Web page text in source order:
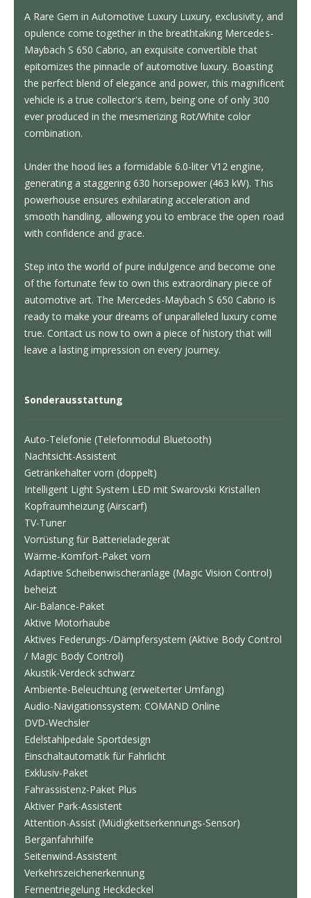
A Rare Gem in Automotive Luxury Luxury, exclusivity, and
opulence come together in the breathtaking Mercedes-
Maybach S 650 Cabrio, an exquisite convertible that
epitomizes the pinnacle of automotive luxury. Boasting
the perfect blend of elegance and power, this magnificent
vehicle is a true collector's item, being one of only 300
ever produced in the mesmerizing Rot/White color
combination.
Under the hood lies a formidable 6.0-liter V12 engine,
generating a staggering 630 horsepower (463 kW). This
powerhouse ensures exhilarating acceleration and
smooth handling, allowing you to embrace the open road
with confidence and grace.
Step into the world of pure indulgence and become one
of the fortunate few to own this extraordinary piece of
automotive art. The Mercedes-Maybach S 650 Cabrio is
ready to make your dreams of unparalleled luxury come
true. Contact us now to own a piece of history that will
leave a lasting impression on every journey.
Sonderausstattung
Auto-Telefonie (Telefonmodul Bluetooth)
Nachtsicht-Assistent
Getränkehalter vorn (doppelt)
Intelligent Light System LED mit Swarovski Kristallen
Kopfraumheizung (Airscarf)
TV-Tuner
Vorrüstung für Batterieladegerät
Wärme-Komfort-Paket vorn
Adaptive Scheibenwischeranlage (Magic Vision Control)
beheizt
Air-Balance-Paket
Aktive Motorhaube
Aktives Federungs-/Dämpfersystem (Aktive Body Control
/ Magic Body Control)
Akustik-Verdeck schwarz
Ambiente-Beleuchtung (erweiterter Umfang)
Audio-Navigationssystem: COMAND Online
DVD-Wechsler
Edelstahlpedale Sportdesign
Einschaltautomatik für Fahrlicht
Exklusiv-Paket
Fahrassistenz-Paket Plus
Aktiver Park-Assistent
Attention-Assist (Müdigkeitserkennungs-Sensor)
Berganfahrhilfe
Seitenwind-Assistent
Verkehrszeichenerkennung
Fernentriegelung Heckdeckel